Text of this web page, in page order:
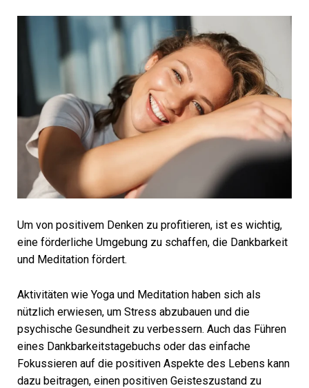
Um von positivem Denken zu profitieren, ist es wichtig,
eine förderliche Umgebung zu schaffen, die Dankbarkeit
und Meditation fördert.
Aktivitäten wie Yoga und Meditation haben sich als
nützlich erwiesen, um Stress abzubauen und die
psychische Gesundheit zu verbessern. Auch das Führen
eines Dankbarkeitstagebuchs oder das einfache
Fokussieren auf die positiven Aspekte des Lebens kann
dazu beitragen, einen positiven Geisteszustand zu